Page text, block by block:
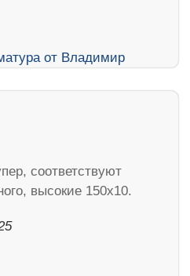
соответствуют
высокие 150х10.